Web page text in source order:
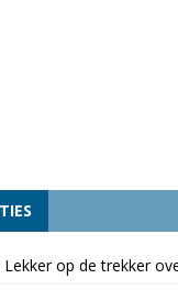
Lekker op de trekker